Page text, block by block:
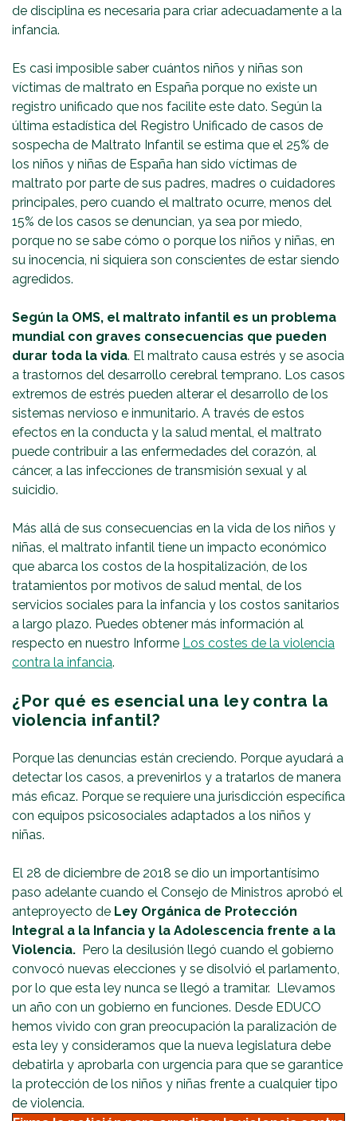
de disciplina es necesaria para criar adecuadamente a la
infancia.
Es casi imposible saber cuántos niños y niñas son
víctimas de maltrato en España porque no existe un
registro unificado que nos facilite este dato. Según la
última estadística del Registro Unificado de casos de
sospecha de Maltrato Infantil se estima que el 25% de
los niños y niñas de España han sido víctimas de
maltrato por parte de sus padres, madres o cuidadores
principales, pero cuando el maltrato ocurre, menos del
15% de los casos se denuncian, ya sea por miedo,
porque no se sabe cómo o porque los niños y niñas, en
su inocencia, ni siquiera son conscientes de estar siendo
agredidos.
Según la OMS, el maltrato infantil es un problema
mundial con graves consecuencias que pueden
durar toda la vida. El maltrato causa estrés y se asocia
a trastornos del desarrollo cerebral temprano. Los casos
extremos de estrés pueden alterar el desarrollo de los
sistemas nervioso e inmunitario. A través de estos
efectos en la conducta y la salud mental, el maltrato
puede contribuir a las enfermedades del corazón, al
cáncer, a las infecciones de transmisión sexual y al
suicidio.
Más allá de sus consecuencias en la vida de los niños y
niñas, el maltrato infantil tiene un impacto económico
que abarca los costos de la hospitalización, de los
tratamientos por motivos de salud mental, de los
servicios sociales para la infancia y los costos sanitarios
a largo plazo. Puedes obtener más información al
respecto en nuestro Informe Los costes de la violencia
contra la infancia.
¿Por qué es esencial una ley contra la
violencia infantil?
Porque las denuncias están creciendo. Porque ayudará a
detectar los casos, a prevenirlos y a tratarlos de manera
más eficaz. Porque se requiere una jurisdicción específica
con equipos psicosociales adaptados a los niños y
niñas.
El 28 de diciembre de 2018 se dio un importantísimo
paso adelante cuando el Consejo de Ministros aprobó el
anteproyecto de Ley Orgánica de Protección
Integral a la Infancia y la Adolescencia frente a la
Violencia. Pero la desilusión llegó cuando el gobierno
convocó nuevas elecciones y se disolvió el parlamento,
por lo que esta ley nunca se llegó a tramitar. Llevamos
un año con un gobierno en funciones. Desde EDUCO
hemos vivido con gran preocupación la paralización de
esta ley y consideramos que la nueva legislatura debe
debatirla y aprobarla con urgencia para que se garantice
la protección de los niños y niñas frente a cualquier tipo
de violencia.